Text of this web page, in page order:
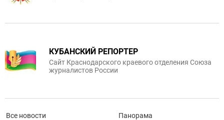
КУБАНСКИЙ РЕПОРТЕР
Сайт Краснодарского краевого отделения Союза
журналистов России
Все новости Панорама